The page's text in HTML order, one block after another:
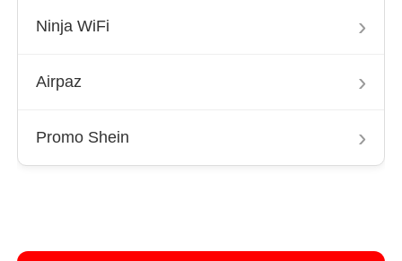
Ninja WiFi ›
Airpaz ›
Promo Shein ›